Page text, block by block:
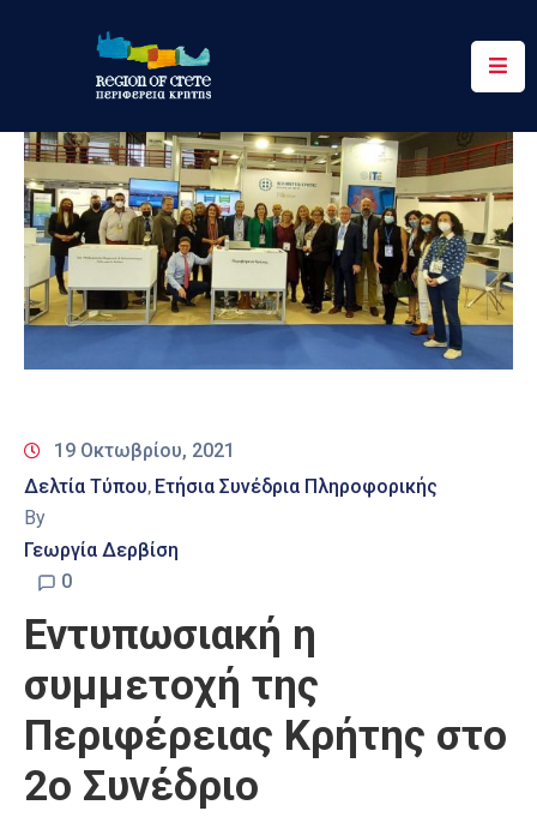
Περιφέρεια
Ενημέρωση
Έργα
&
Δράσεις
Ψηφιακές
19 Οκτωβρίου, 2021
Δελτία Τύπου‚ Ετήσια Συνέδρια Πληροφορικής
By
Γεωργία Δερβίση
0
Εντυπωσιακή η
συμμετοχή της
Περιφέρειας Κρήτης στο
2ο Συνέδριο